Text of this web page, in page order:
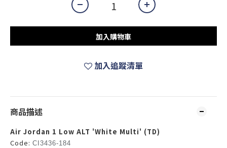
加入購物車
加入追蹤清單
商品描述
Air Jordan 1 Low ALT 'White Multi' (TD)
Code: CI3436-184